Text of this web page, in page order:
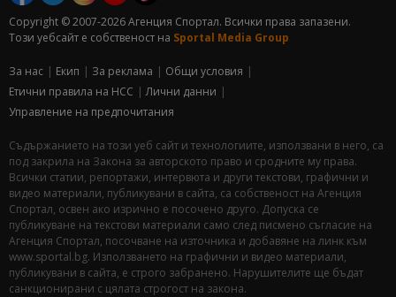
Copyright © 2007-2026 Агенция Спортал. Всички права запазени.
Този уебсайт е собственост на Sportal Media Group
За нас Екип За рекламa
Общи условия
Етични правила на НСС
Лични данни
Управление на предпочитания
Съдържанието на този уеб сайт и технологиите, използвани в него, са
под закрила на Закона за авторското право и сродните му права.
Всички статии, репортажи, интервюта и други текстови, графични и
видео материали, публикувани в сайта, са собственост на Агенция
Спортал, освен ако изрично е посочено друго. Допуска се
публикуване на текстови материали само след писмено съгласие на
Агенция Спортал, посочване на източника и добавяне на линк към
www.sportal.bg. Използването на графични и видео материали,
публикувани в сайта, е строго забранено. Нарушителите ще бъдат
санкционирани с цялата строгост на закона.